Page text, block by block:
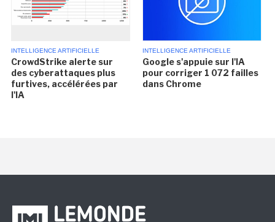
INTELLIGENCE ARTIFICIELLE
CrowdStrike alerte sur
des cyberattaques plus
furtives, accélérées par
l'IA
INTELLIGENCE ARTIFICIELLE
Google s'appuie sur l'IA
pour corriger 1 072 failles
dans Chrome